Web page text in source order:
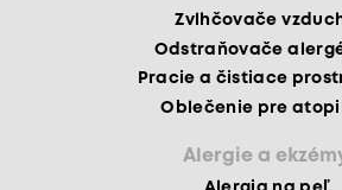
Zvlhčovače
Odstraňovače
Pracie a čistiace
Oblečenie pre
Alergie a